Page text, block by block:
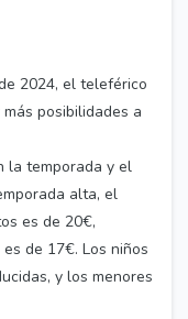
2024, el teleférico
posibilidades a
la temporada y el
alta, el
es de 20€,
de 17€. Los niños
y los menores